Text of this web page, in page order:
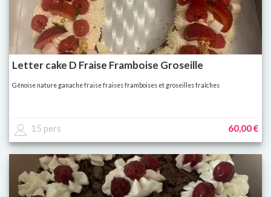
Letter cake D Fraise Framboise Groseille
Génoise nature ganache fraise fraises framboises et groseilles fraîches
15 pers 60,00 €